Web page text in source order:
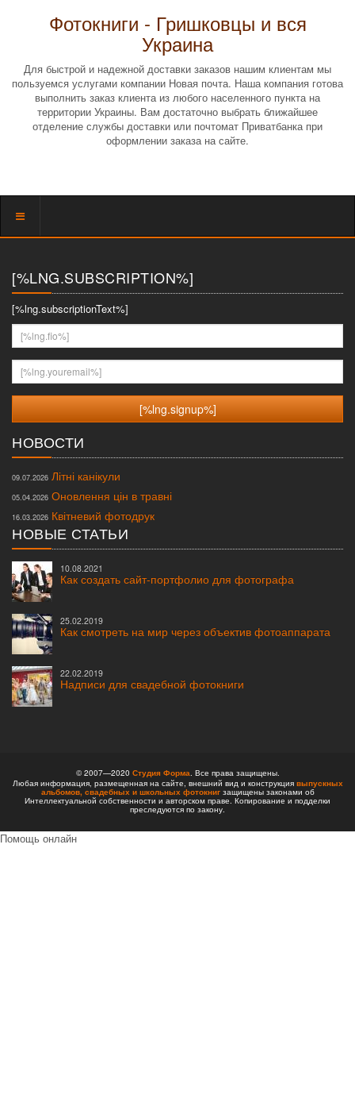
Фотокниги - Гришковцы и вся
Украина
Для быстрой и надежной доставки заказов нашим клиентам мы
пользуемся услугами компании Новая почта. Наша компания готова
выполнить заказ клиента из любого населенного пункта на
территории Украины. Вам достаточно выбрать ближайшее
отделение службы доставки или почтомат Приватбанка при
оформлении заказа на сайте.
Показать
[%LNG.SUBSCRIPTION%]
[%lng.subscriptionText%]
[%lng.fio%]
[%lng.youremail%]
НОВОСТИ
09.07.2026 Літні канікули
05.04.2026 Оновлення цін в травні
16.03.2026 Квітневий фотодрук
НОВЫЕ СТАТЬИ
10.08.2021
Как создать сайт-портфолио для фотографа
25.02.2019
Как смотреть на мир через объектив фотоаппарата
22.02.2019
Надписи для свадебной фотокниги
© 2007—2020 Студия Форма . Все права защищены.
Любая информация, размещенная на сайте, внешний вид и конструкция выпускных
альбомов, свадебных и школьных фотокнигзащищены законами об
Интеллектуальной собственности и авторском праве. Копирование и подделки
преследуются по закону.
Помощь онлайн